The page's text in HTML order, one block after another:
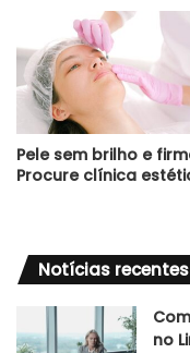
Pele sem brilho e
Procure clínica
Notícias recentes
no